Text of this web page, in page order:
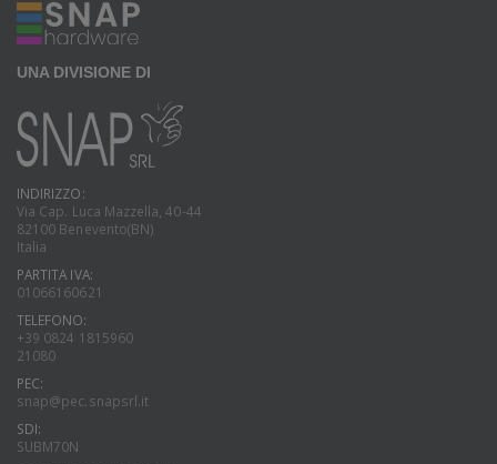
UNA DIVISIONE DI
INDIRIZZO:
Via Cap. Luca Mazzella, 40-44
82100 Benevento(BN)
Italia
PARTITA IVA:
01066160621
TELEFONO:
+39 0824 1815960
21080
PEC:
snap@pec.snapsrl.it
SDI:
SUBM70N